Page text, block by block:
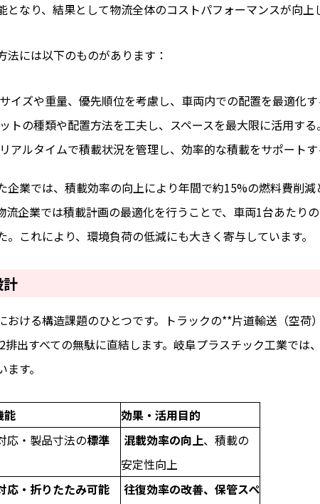
なり、結果として物流全体のコストパフォーマンスが向上
には以下のものがあります：
イズや重量、優先順位を考慮し、車両内での配置を最適化す
トの種類や配置方法を工夫し、スペースを最大限に活用する。
アルタイムで積載状況を管理し、効率的な積載をサポートす
企業では、積載効率の向上により年間で約15%の燃料費削
企業では積載計画の最適化を行うことで、車両1台あたり
これにより、環境負荷の低減にも大きく寄与しています。
おける構造課題のひとつです。トラックの**片道輸送（空荷
排出すべての無駄に直結します。岐阜プラスチック工業では
す。
能
効果・活用目的
応・製品寸法の標準
混載効率の向上、積載の
安定性向上
応・折りたたみ可能 往復効率の改善、保管スペ